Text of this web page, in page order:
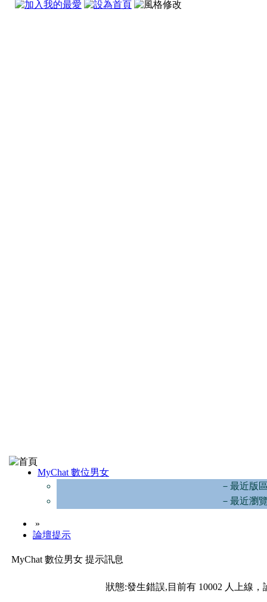
MyChat 數位男女
－最近版
－最近瀏
»
論壇提示
MyChat 數位男女 提示訊息
狀態:發生錯誤,目前有 10002 人上線